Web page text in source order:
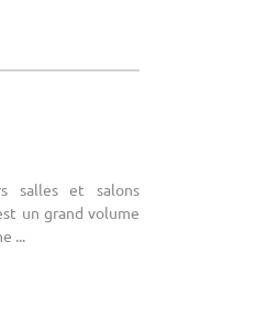
salles et salons
un grand volume
...